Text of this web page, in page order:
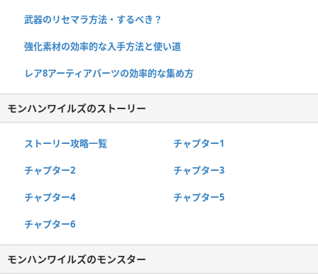
武器のリセマラ方法・するべき？
強化素材の効率的な入手方法と使い道
レア8アーティアパーツの効率的な集め方
モンハンワイルズのストーリー
ストーリー攻略一覧 チャプター1
チャプター2 チャプター3
チャプター4 チャプター5
チャプター6
モンハンワイルズのモンスター